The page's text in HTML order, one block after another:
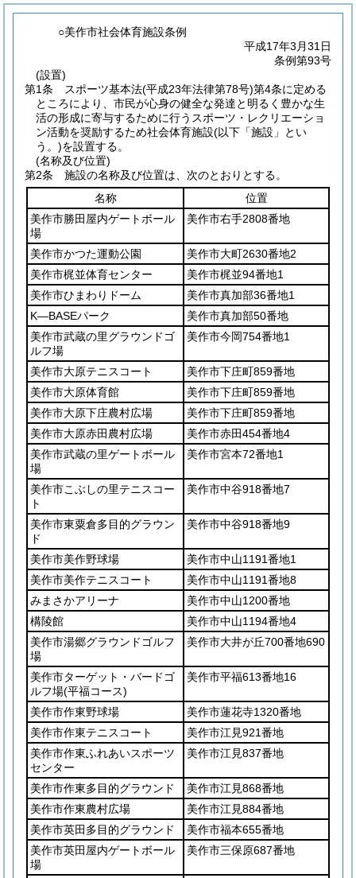
○美作市社会体育施設条例
平成17年3月31日
条例第93号
(設置)
第1条
スポーツ基本法(平成23年法律第78号)第4条に定める
ところにより、市民が心身の健全な発達と明るく豊かな生
活の形成に寄与するために行うスポーツ・レクリエーショ
ン活動を奨励するため社会体育施設(以下「施設」とい
う。)を設置する。
(名称及び位置)
第2条
施設の名称及び位置は、次のとおりとする。
名称
位置
美作市勝田屋内ゲートボール
場
美作市右手2808番地
美作市かつた運動公園
美作市大町2630番地2
美作市梶並体育センター
美作市梶並94番地1
美作市ひまわりドーム
美作市真加部36番地1
K―BASEパーク
美作市真加部50番地
美作市武蔵の里グラウンドゴ
ルフ場
美作市今岡754番地1
美作市大原テニスコート
美作市下庄町859番地
美作市大原体育館
美作市下庄町859番地
美作市大原下庄農村広場
美作市下庄町859番地
美作市大原赤田農村広場
美作市赤田454番地4
美作市武蔵の里ゲートボール
場
美作市宮本72番地1
美作市こぶしの里テニスコー
ト
美作市中谷918番地7
美作市東粟倉多目的グラウン
ド
美作市中谷918番地9
美作市美作野球場
美作市中山1191番地1
美作市美作テニスコート
美作市中山1191番地8
みまさかアリーナ
美作市中山1200番地
構陵館
美作市中山1194番地4
美作市湯郷グラウンドゴルフ
場
美作市大井が丘700番地690
美作市ターゲット・バードゴ
ルフ場(平福コース)
美作市平福613番地16
美作市作東野球場
美作市蓮花寺1320番地
美作市作東テニスコート
美作市江見921番地
美作市作東ふれあいスポーツ
センター
美作市江見837番地
美作市作東多目的グラウンド
美作市江見868番地
美作市作東農村広場
美作市江見884番地
美作市英田多目的グラウンド
美作市福本655番地
美作市英田屋内ゲートボール
場
美作市三保原687番地